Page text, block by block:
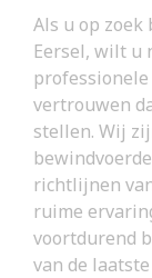
Als u op
Eersel, wilt u
vertrouwen
stellen. Wij
richtlijnen
ruime
voortdurend
van de